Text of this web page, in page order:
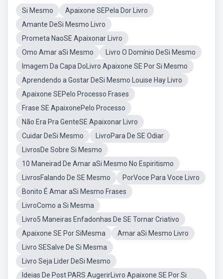
Si Mesmo
Apaixone SEPela Dor Livro
Amante DeSi Mesmo Livro
Prometa NaoSE Apaixonar Livro
Omo Amar aSi Mesmo
Livro O Domínio DeSi Mesmo
Imagem Da Capa DoLivro Apaixone SE Por Si Mesmo
Aprendendo a Gostar DeSi Mesmo Louise Hay Livro
Apaixone SEPelo Processo Frases
Frase SE ApaixonePelo Processo
Não Era Pra GenteSE Apaixonar Livro
Cuidar DeSi Mesmo
LivroPara De SE Odiar
LivrosDe Sobre Si Mesmo
10 Maneirad De Amar aSi Mesmo No Espiritismo
LivrosFalando De SE Mesmo
PorVoce Para Voce Livro
Bonito É Amar aSi Mesmo Frases
LivroComo a Si Mesma
Livro5 Maneiras Enfadonhas De SE Tornar Criativo
Apaixone SE Por SiMesma
Amar aSi Mesmo Livro
Livro SESalve De Si Mesma
Livro Seja Lider DeSi Mesmo
Ideias De Post PARS AugerirLivro Apaixone SE Por Si